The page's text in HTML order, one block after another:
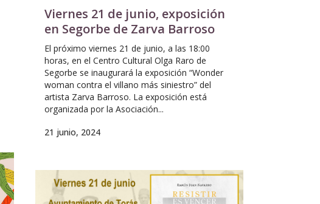
Viernes 21 de junio, exposición
en Segorbe de Zarva Barroso
El próximo viernes 21 de junio, a las 18:00
horas, en el Centro Cultural Olga Raro de
Segorbe se inaugurará la exposición “Wonder
woman contra el villano más siniestro” del
artista Zarva Barroso. La exposición está
organizada por la Asociación...
21 junio, 2024